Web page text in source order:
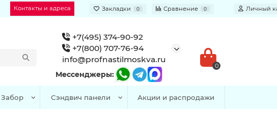
Контакты и адреса Закладки 0 Сравнение 0 Личный
+7(495) 374-90-92
+7(800) 707-76-94
info@profnastilmoskva.ru
Мессенджеры:
0
Забор Сэндвич панели Акции и распродажи